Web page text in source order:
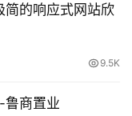
简的响应式网站欣
9.5K
鲁商置业